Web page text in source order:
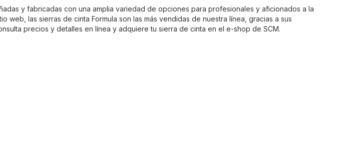
y fabricadas con una amplia variedad de opciones para profesionales y aficionados a la
web, las sierras de cinta Formula son las más vendidas de nuestra línea, gracias a sus
precios y detalles en línea y adquiere tu sierra de cinta en el e-shop de SCM.